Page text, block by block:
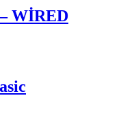
WİRED